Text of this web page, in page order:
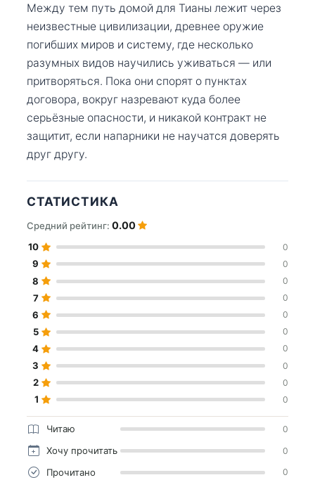
Между тем путь домой для Тианы лежит через
неизвестные цивилизации, древнее оружие
погибших миров и систему, где несколько
разумных видов научились уживаться — или
притворяться. Пока они спорят о пунктах
договора, вокруг назревают куда более
серьёзные опасности, и никакой контракт не
защитит, если напарники не научатся доверять
друг другу.
СТАТИСТИКА
Средний рейтинг: 0.00
10 0
9 0
8 0
7 0
6 0
5 0
4 0
3 0
2 0
1 0
Читаю 0
Хочу прочитать 0
Прочитано 0